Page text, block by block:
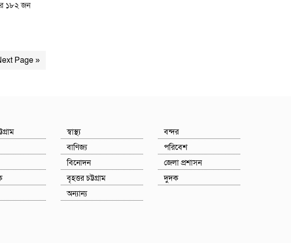
১৮২ জন
Page »
স্বাস্থ্য
বাণিজ্য
বিনোদন
বৃহত্তর চট্টগ্রাম
অন্যান্য
বন্দর
পরিবেশ
জেলা প্রশাসন
দুদক